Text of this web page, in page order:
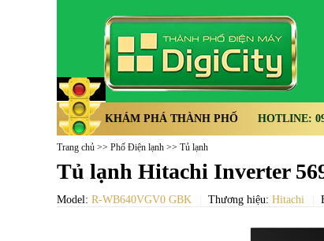
KHÁM PHÁ THÀNH PHỐ HOTLINE:
Trang chủ >> Phố Điện lạnh >> Tủ lạnh
Tủ lạnh Hitachi Inverter
Model: R-WB640VGV0 GBK Thương hiệu: Hitachi